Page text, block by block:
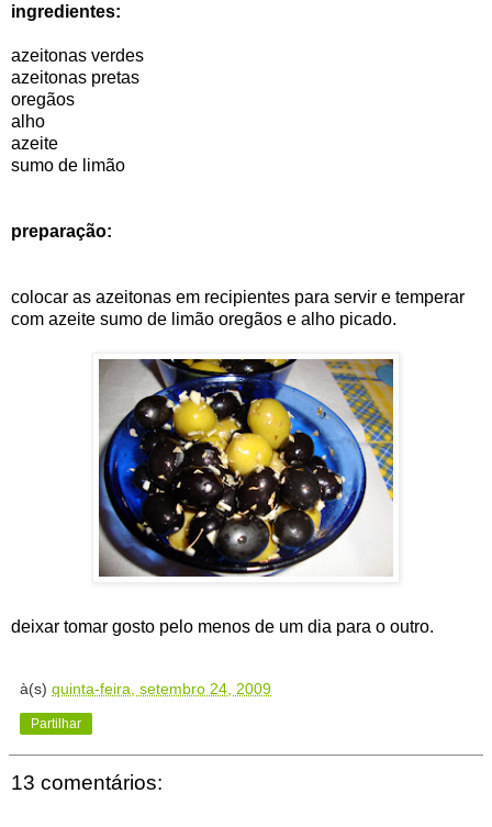
ingredientes:
azeitonas verdes
azeitonas pretas
oregãos
alho
azeite
sumo de limão
preparação:
colocar as azeitonas em recipientes para servir e temperar
com azeite sumo de limão oregãos e alho picado.
deixar tomar gosto pelo menos de um dia para o outro.
à(s) quinta-feira, setembro 24, 2009
Partilhar
13 comentários: